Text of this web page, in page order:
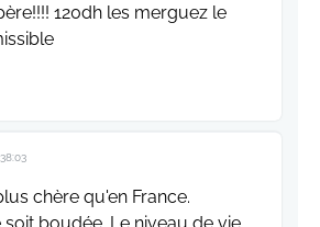
120dh les merguez le
chère qu'en France.